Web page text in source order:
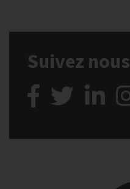
Suivez nous